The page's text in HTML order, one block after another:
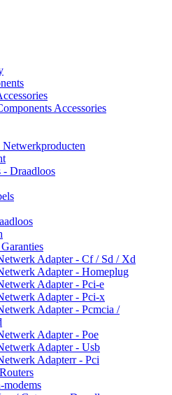
Accessories
- Draadloos
Adapter - Cf / Sd / Xd
Adapter - Homeplug
Adapter - Pci-e
Adapter - Pci-x
Adapter - Pcmcia /
Adapter - Poe
Adapter - Usb
Adapterr - Pci
modems